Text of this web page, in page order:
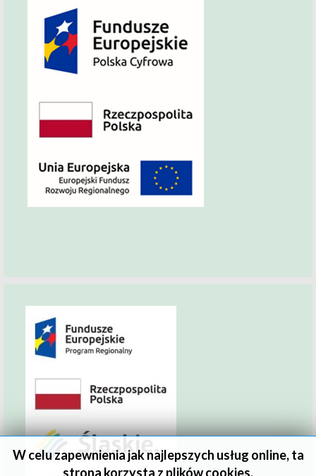
W celu zapewnienia jak najlepszych usług online, ta
strona korzysta z plików cookies.